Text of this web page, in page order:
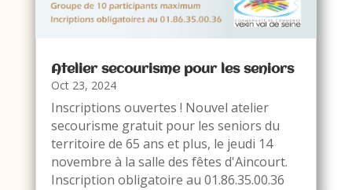
Atelier secourisme pour les seniors
Oct 23, 2024
Inscriptions ouvertes ! Nouvel atelier
secourisme gratuit pour les seniors du
territoire de 65 ans et plus, le jeudi 14
novembre à la salle des fêtes d'Aincourt.
Inscription obligatoire au 01.86.35.00.36